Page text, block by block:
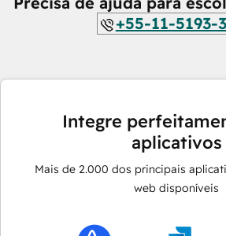
+55-11-5193-
Integre
aplicativos
Mais de 2.000 dos principais
web disponíveis